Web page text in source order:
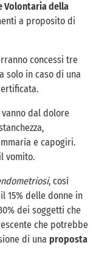
Volontaria della
a proposito di
concessi tre
solo in caso di una
dal dolore
e capogiri.
vomito.
, così
15% delle donne in
dei soggetti che
che potrebbe
di una proposta